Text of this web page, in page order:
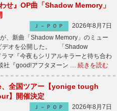
せ』OP曲「Shadow Memory」
Ｊ－ＰＯＰ
2026年8月7日
、新曲「Shadow Memory」のミュー
デオを公開した。 「Shadow
マ『今夜もシリアルキラーと待ち合わ
社『good!アフタヌーン … 続きを読む
全国ツアー【yonige tough
】開催決定
Ｊ－ＰＯＰ
2026年8月7日